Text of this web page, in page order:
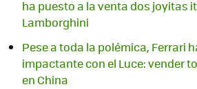
ha puesto a la venta dos joyitas
Lamborghini
Pese a toda la polémica, Ferrari
impactante con el Luce: vender
en China